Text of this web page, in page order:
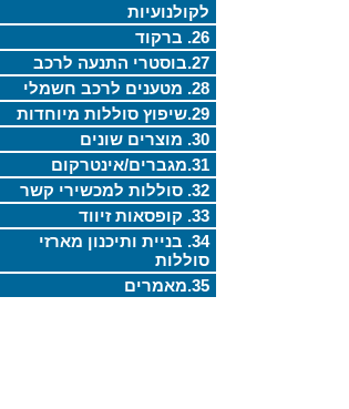
לקולנועיות
26. ברקוד
27.בוסטרי התנעה לרכב
28. מטענים לרכב חשמלי
29.שיפוץ סוללות מיוחדות
30. מוצרים שונים
31.מגברים/אינטרקום
32. סוללות למכשירי קשר
33. קופסאות זיווד
34. בניית ותיכנון מארזי
סוללות
35.מאמרים